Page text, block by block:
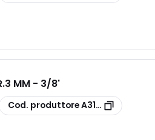
MM - 3/8'
copia
Cod. produttoreA31320003